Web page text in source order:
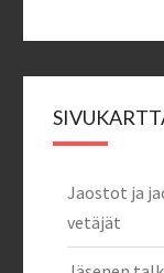
Jaostot ja
vetäjät